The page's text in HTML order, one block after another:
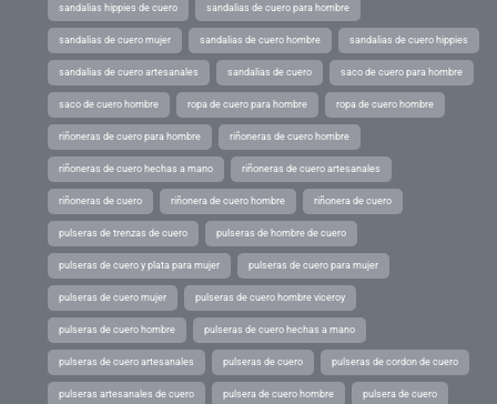
sandalias hippies de cuero sandalias de cuero para hombre
sandalias de cuero mujer sandalias de cuero hombre sandalias de cuero hippies
sandalias de cuero artesanales sandalias de cuero saco de cuero para hombre
saco de cuero hombre ropa de cuero para hombre ropa de cuero hombre
riñoneras de cuero para hombre riñoneras de cuero hombre
riñoneras de cuero hechas a mano riñoneras de cuero artesanales
riñoneras de cuero riñonera de cuero hombre riñonera de cuero
pulseras de trenzas de cuero pulseras de hombre de cuero
pulseras de cuero y plata para mujer pulseras de cuero para mujer
pulseras de cuero mujer pulseras de cuero hombre viceroy
pulseras de cuero hombre pulseras de cuero hechas a mano
pulseras de cuero artesanales pulseras de cuero pulseras de cordon de cuero
pulseras artesanales de cuero pulsera de cuero hombre pulsera de cuero